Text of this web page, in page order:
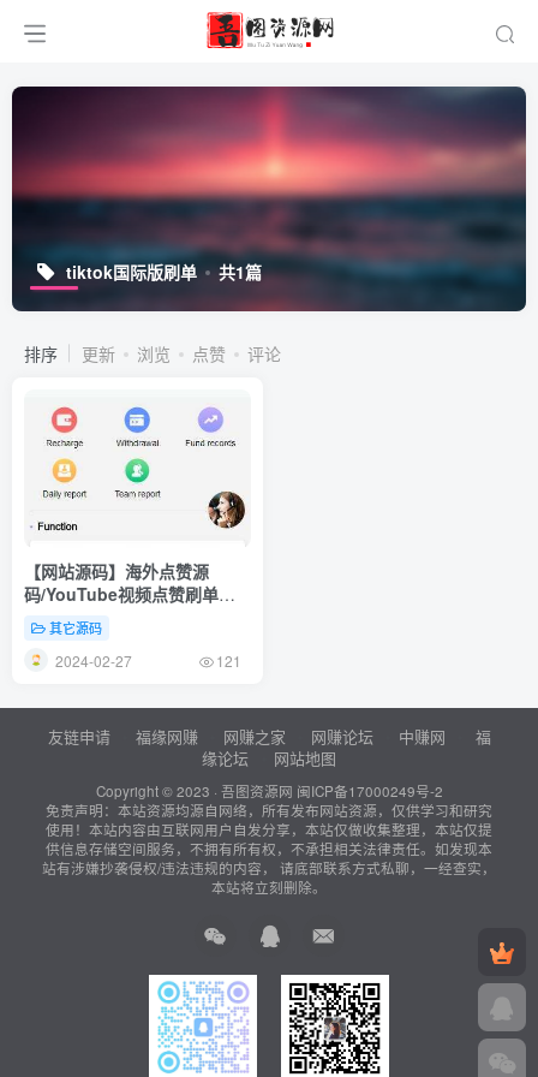
tiktok国际版刷单 共1篇
排序 更新 浏览 点赞 评论
【网站源码】海外点赞源
码/YouTube视频点赞刷单悬
赏任务投资理财源码/tiktok国
际版刷单理财
其它源码
2024-02-27 121
友链申请 福缘网赚 网赚之家 网赚论坛 中赚网
福
缘论坛
网站地图
Copyright © 2023 · 吾图资源网 闽ICP备17000249号-2
免责声明：本站资源均源自网络，所有发布网站资源，仅供学习和研究
使用！本站内容由互联网用户自发分享，本站仅做收集整理，本站仅提
供信息存储空间服务，不拥有所有权，不承担相关法律责任。如发现本
站有涉嫌抄袭侵权/违法违规的内容， 请底部联系方式私聊，一经查实，
本站将立刻删除。